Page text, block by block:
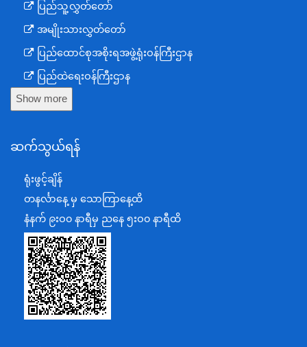
ပြည်သူ့လွှတ်တော်
အမျိုးသားလွှတ်တော်
ပြည်ထောင်စုအစိုးရအဖွဲ့ရုံးဝန်ကြီးဌာန
ပြည်ထဲရေးဝန်ကြီးဌာန
ကာကွယ်ရေးဝန်ကြီးဌာန
စီမံကိန်း၊ဘဏ္ဍာရေးနှင့်စက်မှုဝန်ကြီးဌာန
ရင်းနှီးမြှုပ်နှံမှုနှင့် နိုင်ငံခြားစီးပွားဆက်သွယ်ရေးဝန်ကြီးဌာန
အပြည်ပြည်ဆိုင်ရာပူးပေါင်းဆောင်ရွက်ရေးဝန်ကြီးဌာန
ပြန်ကြားရေးဝန်ကြီးဌာန
သာသနာရေးနှင့် ယဉ်ကျေးမှုဝန်ကြီးဌာန
စိုက်ပျိုးရေး၊မွေးမြူရေးနှင့်ဆည်မြောင်းဝန်ကြီးဌာန
ပို့ဆောင်ရေးနှင့်ဆက်သွယ်ရေးဝန်ကြီးဌာန
သယံဇာတနှင့်ပတ်ဝန်းကျင်ထိန်းသိမ်းရေးဝန်ကြီးဌာန
Show more
ဆက်သွယ်ရန်
ရုံးဖွင့်ချိန်
တနင်္လာနေ့ မှ သောကြာနေ့ထိ
နံနက် ၉းဝ၀ နာရီမှ ညနေ ၅းဝ၀ နာရီထိ